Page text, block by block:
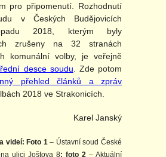
pro připomenutí. Rozhodnutí
v Českých Budějovicích
2018, kterým byly
zrušeny na 32 stranách
komunální volby, je veřejně
desce soudu. Zde potom
přehled článků a zpráv
2018 ve Strakonicích.
Karel Janský
videí: Foto 1 – Ústavní soud České
ulici Joštova 8; foto 2 – Aktuální